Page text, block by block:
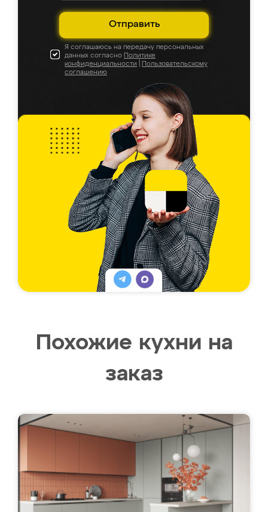
Отправить
Я соглашаюсь на передачу персональных
данных согласно Политике
конфиденциальности
Пользовательскому
соглашению
Похожие кухни на
заказ